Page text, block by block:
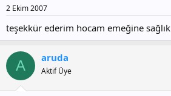
2 Ekim 2007
teşekkür ederim hocam emeğine sağlık
A aruda
Aktif Üye